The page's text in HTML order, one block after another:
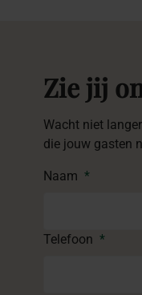
Zie jij
Wacht niet
die jouw gasten
Naam *
Telefoon *